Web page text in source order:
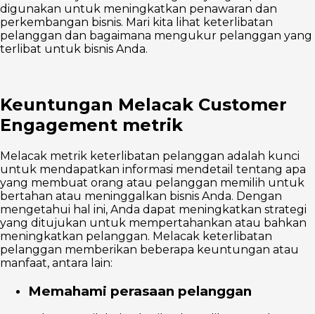
digunakan untuk meningkatkan penawaran dan
perkembangan bisnis. Mari kita lihat keterlibatan
pelanggan dan bagaimana mengukur pelanggan yang
terlibat untuk bisnis Anda.
Keuntungan Melacak Customer
Engagement metrik
Melacak metrik keterlibatan pelanggan adalah kunci
untuk mendapatkan informasi mendetail tentang apa
yang membuat orang atau pelanggan memilih untuk
bertahan atau meninggalkan bisnis Anda. Dengan
mengetahui hal ini, Anda dapat meningkatkan strategi
yang ditujukan untuk mempertahankan atau bahkan
meningkatkan pelanggan. Melacak keterlibatan
pelanggan memberikan beberapa keuntungan atau
manfaat, antara lain:
Memahami perasaan pelanggan